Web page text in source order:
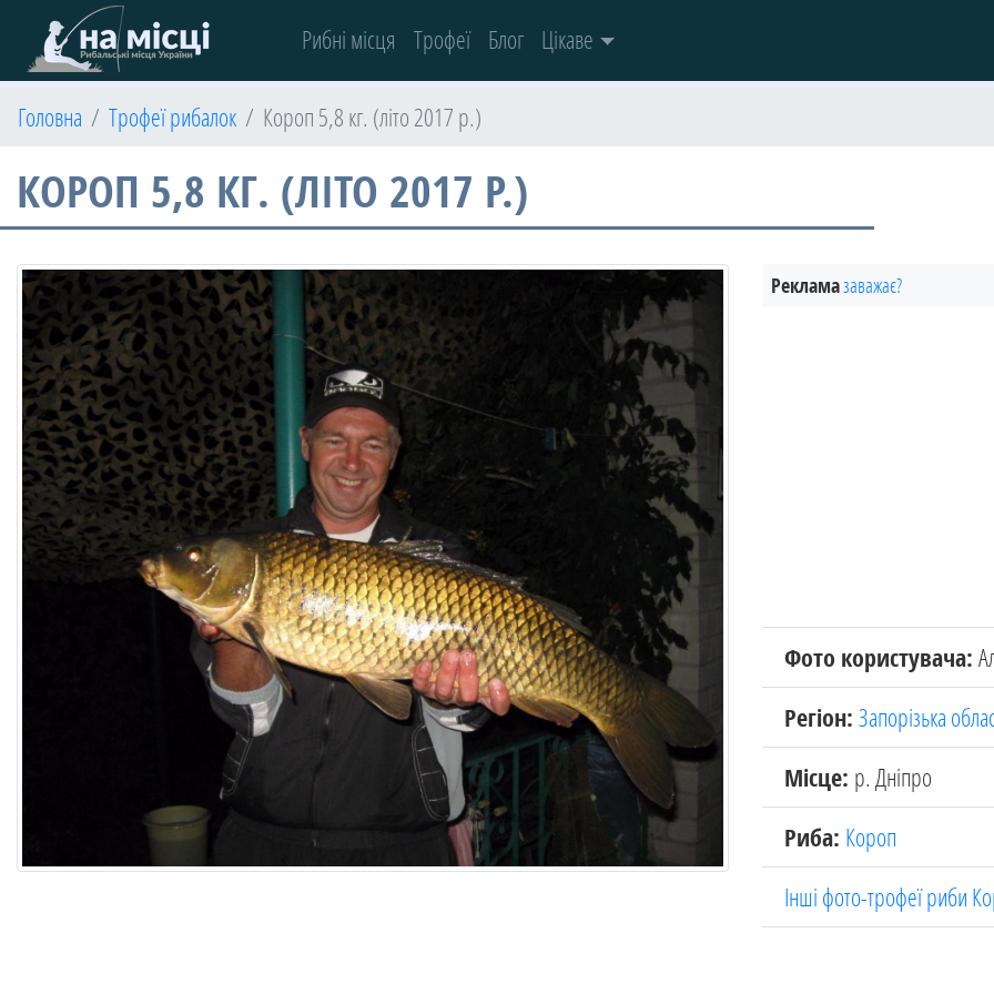
Рибні місця Трофеї Блог Цікаве
Головна Трофеї рибалок Короп 5,8 кг. (літо 2017 р.)
КОРОП 5,8 КГ. (ЛІТО 2017 Р.)
Рекламазаважає?
Фото користувача:
Регіон:Запорізька
Місце: р. Дніпро
Риба: Короп
Інші фото-трофеї риби